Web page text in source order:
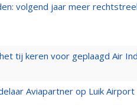
volgend jaar meer
tij keren voor geplaagd Air
Aviapartner op Luik Airport